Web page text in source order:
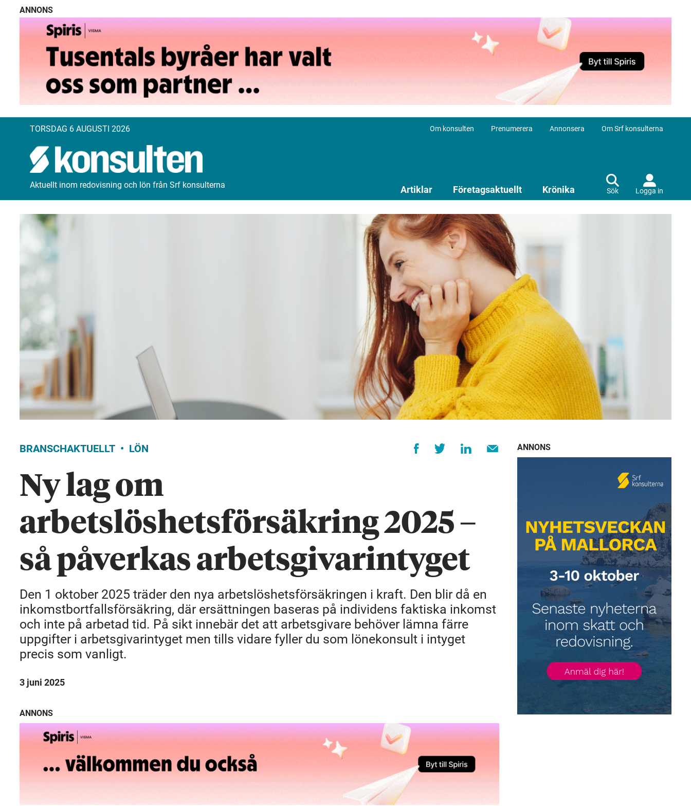
ANNONS
TORSDAG 6 AUGUSTI 2026 Om konsulten Prenumerera Annonsera Om Srf konsulterna
Aktuellt inom redovisning och lön från Srf konsulterna Artiklar Företagsaktuellt Krönika Sök Logga in
BRANSCHAKTUELLT LÖN
Ny lag om
arbetslöshetsförsäkring 2025 –
så påverkas arbetsgivarintyget
Den 1 oktober 2025 träder den nya arbetslöshetsförsäkringen i kraft. Den blir då en
inkomstbortfallsförsäkring, där ersättningen baseras på individens faktiska inkomst
och inte på arbetad tid. På sikt innebär det att arbetsgivare behöver lämna färre
uppgifter i arbetsgivarintyget men tills vidare fyller du som lönekonsult i intyget
precis som vanligt.
3 juni 2025
ANNONS
ANNONS